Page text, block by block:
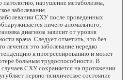
нарушение метаболизма,
заболевание.
СХУ после проведенных
ничего аномального,
диагноза зависит от уровня
врача. Следует отметить, что без
лечения это заболевание нередко
к прогрессированию и может
больным трудоспособности. В
СХУ сохраняется на протяжении
нервно-психическое состояние